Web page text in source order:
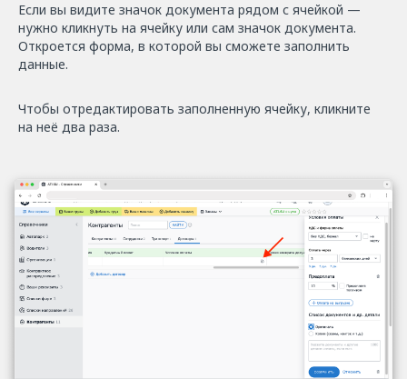
Если вы видите значок документа рядом с ячейкой —
нужно кликнуть на ячейку или сам значок документа.
Откроется форма, в которой вы сможете заполнить
данные.
Чтобы отредактировать заполненную ячейку, кликните
на неё два раза.